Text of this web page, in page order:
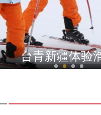
：迎数千只灰鹤
台青新疆体验